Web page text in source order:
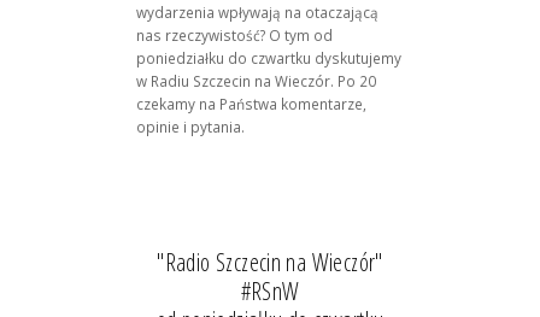
wydarzenia wpływają na otaczającą
nas rzeczywistość? O tym od
poniedziałku do czwartku dyskutujemy
w Radiu Szczecin na Wieczór. Po 20
czekamy na Państwa komentarze,
opinie i pytania.
"Radio Szczecin na Wieczór"
#RSnW